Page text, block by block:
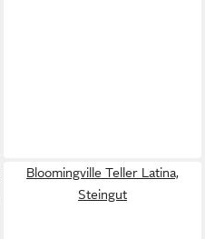
Bloomingville Teller Latina,
Steingut